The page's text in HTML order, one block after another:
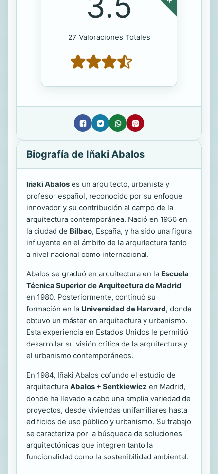
27 Valoraciones Totales
Biografía de Iñaki Abalos
Iñaki Abalos es un arquitecto, urbanista y
profesor español, reconocido por su enfoque
innovador y su contribución al campo de la
arquitectura contemporánea. Nació en 1956 en
la ciudad de Bilbao, España, y ha sido una figura
influyente en el ámbito de la arquitectura tanto
a nivel nacional como internacional.
Abalos se graduó en arquitectura en la Escuela
Técnica Superior de Arquitectura de Madrid
en 1980. Posteriormente, continuó su
formación en la Universidad de Harvard, donde
obtuvo un máster en arquitectura y urbanismo.
Esta experiencia en Estados Unidos le permitió
desarrollar su visión crítica de la arquitectura y
el urbanismo contemporáneos.
En 1984, Iñaki Abalos cofundó el estudio de
arquitectura Abalos + Sentkiewicz en Madrid,
donde ha llevado a cabo una amplia variedad de
proyectos, desde viviendas unifamiliares hasta
edificios de uso público y urbanismo. Su trabajo
se caracteriza por la búsqueda de soluciones
arquitectónicas que integren tanto la
funcionalidad como la sostenibilidad ambiental.